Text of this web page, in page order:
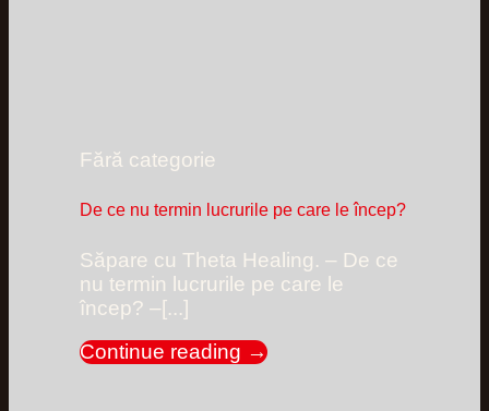
Fără categorie
De ce nu termin lucrurile pe care le încep?
Săpare cu Theta Healing. – De ce
nu termin lucrurile pe care le
încep? –[...]
Continue reading →